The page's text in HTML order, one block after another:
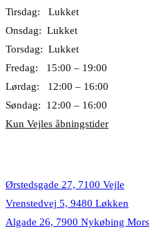
Tirsdag: Lukket
Onsdag: Lukket
Torsdag: Lukket
Fredag: 15:00 – 19:00
Lørdag: 12:00 – 16:00
Søndag: 12:00 – 16:00
Kun Vejles åbningstider
Ørstedsgade 27, 7100 Vejle
Vrenstedvej 5, 9480 Løkken
Algade 26, 7900 Nykøbing Mors